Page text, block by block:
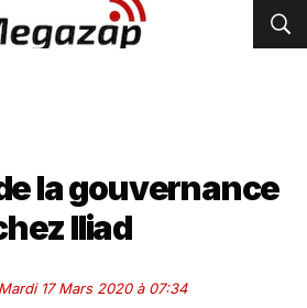
la gouvernance
Iliad
17 Mars 2020 à 07:34